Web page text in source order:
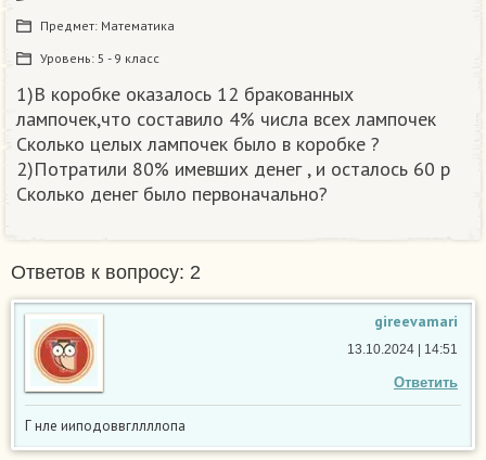
Предмет: Математика
Уровень: 5 - 9 класс
1)В коробке оказалось 12 бракованных
лампочек,что составило 4% числа всех лампочек
Сколько целых лампочек было в коробке ?
2)Потратили 80% имевших денег , и осталось 60 р
Сколько денег было первоначально?
Ответов к вопросу: 2
gireevamari
Ответить
13.10.2024 | 14:51
Г нле ииподоввгллллопа